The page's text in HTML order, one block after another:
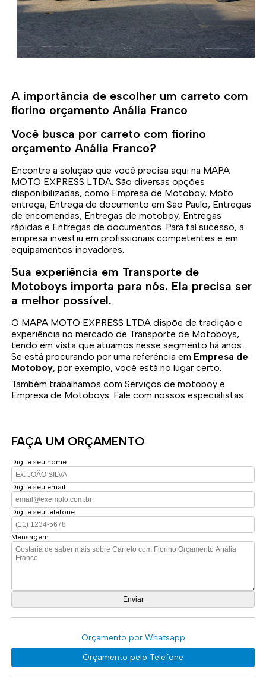
A importância de escolher um carreto com
fiorino orçamento Anália Franco
Você busca por carreto com fiorino
orçamento Anália Franco?
Encontre a solução que você precisa aqui na MAPA
MOTO EXPRESS LTDA. São diversas opções
disponibilizadas, como Empresa de Motoboy, Moto
entrega, Entrega de documento em São Paulo, Entregas
de encomendas, Entregas de motoboy, Entregas
rápidas e Entregas de documentos. Para tal sucesso, a
empresa investiu em profissionais competentes e em
equipamentos inovadores.
Sua experiência em Transporte de
Motoboys importa para nós. Ela precisa ser
a melhor possível.
O MAPA MOTO EXPRESS LTDA dispõe de tradição e
experiência no mercado de Transporte de Motoboys,
tendo em vista que atuamos nesse segmento há anos.
Se está procurando por uma referência em Empresa de
Motoboy, por exemplo, você está no lugar certo.
Também trabalhamos com Serviços de motoboy e
Empresa de Motoboys. Fale com nossos especialistas.
FAÇA UM ORÇAMENTO
Digite seu nome
Digite seu email
Digite seu telefone
Mensagem
Orçamento por Whatsapp
Orçamento pelo Telefone